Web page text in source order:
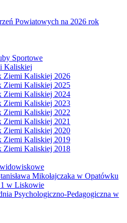
Powiatowych na 2026 rok
Sportowe
Kaliskiej
Ziemi Kaliskiej 2026
Ziemi Kaliskiej 2025
Ziemi Kaliskiej 2024
Ziemi Kaliskiej 2023
Ziemi Kaliskiej 2022
Ziemi Kaliskiej 2021
Ziemi Kaliskiej 2020
Ziemi Kaliskiej 2019
Ziemi Kaliskiej 2018
Mikołajczaka w Opatówku
1 w Liskowie
Psychologiczno-Pedagogiczna w